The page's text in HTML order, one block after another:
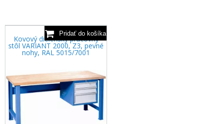
Kovový dielenský pracovný
stôl VARIANT 2000, Z3, pevné
nohy, RAL 5015/7001